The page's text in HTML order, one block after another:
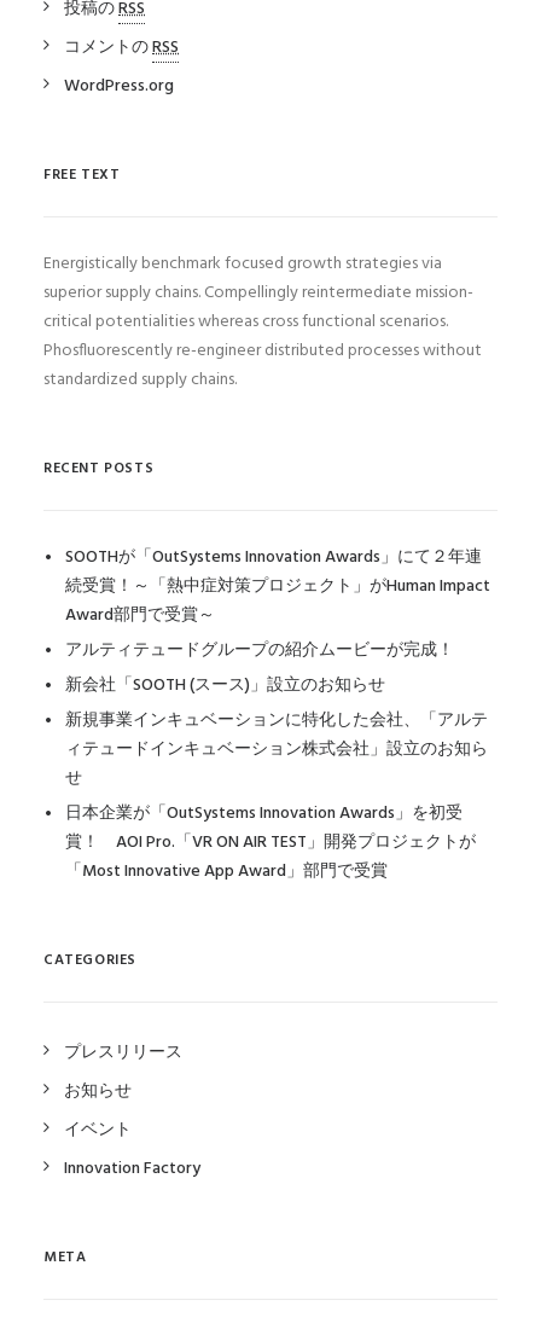
投稿のRSS
コメントのRSS
WordPress.org
FREE TEXT
Energistically benchmark focused growth strategies via
superior supply chains. Compellingly reintermediate mission-
critical potentialities whereas cross functional scenarios.
Phosfluorescently re-engineer distributed processes without
standardized supply chains.
RECENT POSTS
SOOTHが「OutSystems Innovation Awards」にて２年連
続受賞！～「熱中症対策プロジェクト」がHuman Impact
Award部門で受賞～
アルティテュードグループの紹介ムービーが完成！
新会社「SOOTH (スース)」設立のお知らせ
新規事業インキュベーションに特化した会社、「アルテ
ィテュードインキュベーション株式会社」設立のお知ら
せ
日本企業が「OutSystems Innovation Awards」を初受
賞！ AOI Pro.「VR ON AIR TEST」開発プロジェクトが
「Most Innovative App Award」部門で受賞
CATEGORIES
プレスリリース
お知らせ
イベント
Innovation Factory
META